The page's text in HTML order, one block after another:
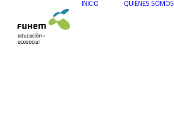
INICIO QUIÉNES SOMOS